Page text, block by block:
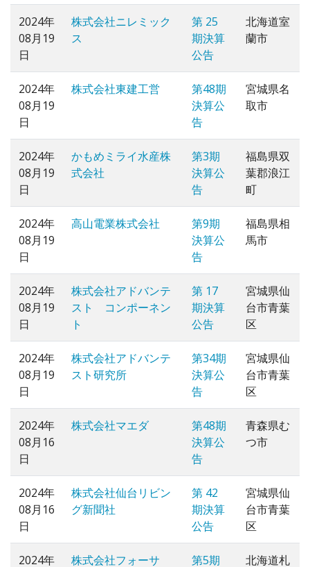
2024年
08月19
日
株式会社ニレミック
ス
第 25
期決算
公告
北海道室
蘭市
2024年
08月19
日
株式会社東建工営
第48期
決算公
告
宮城県名
取市
2024年
08月19
日
かもめミライ水産株
式会社
第3期
決算公
告
福島県双
葉郡浪江
町
2024年
08月19
日
高山電業株式会社
第9期
決算公
告
福島県相
馬市
2024年
08月19
日
株式会社アドバンテ
スト コンポーネン
ト
第 17
期決算
公告
宮城県仙
台市青葉
区
2024年
08月19
日
株式会社アドバンテ
スト研究所
第34期
決算公
告
宮城県仙
台市青葉
区
2024年
08月16
日
株式会社マエダ
第48期
決算公
告
青森県む
つ市
2024年
08月16
日
株式会社仙台リビン
グ新聞社
第 42
期決算
公告
宮城県仙
台市青葉
区
2024年 株式会社フォーサ 第5期 北海道札